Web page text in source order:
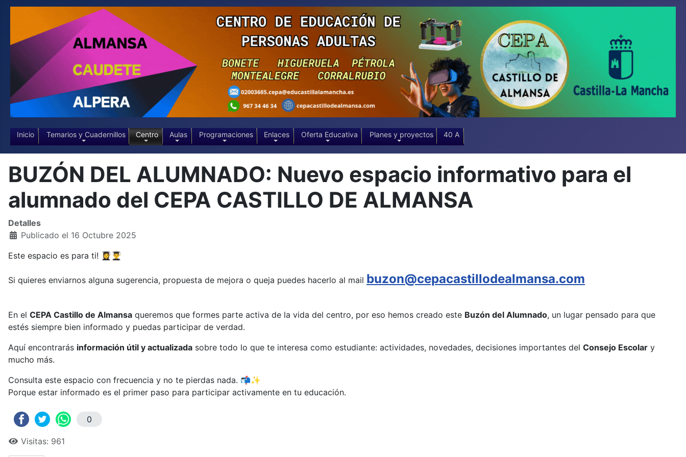
Inicio Temarios y Cuadernillos Centro Aulas Programaciones Enlaces Oferta Educativa Planes y proyectos 40 A
BUZÓN DEL ALUMNADO: Nuevo espacio informativo para el
alumnado del CEPA CASTILLO DE ALMANSA
Detalles
Publicado el 16 Octubre 2025
Este espacio es para ti! 👩‍🎓👨‍🎓
Si quieres enviarnos alguna sugerencia, propuesta de mejora o queja puedes hacerlo al mail buzon@cepacastillodealmansa.com
En el CEPA Castillo de Almansa queremos que formes parte activa de la vida del centro, por eso hemos creado este Buzón del Alumnado, un lugar pensado para que
estés siempre bien informado y puedas participar de verdad.
Aquí encontrarás información útil y actualizada sobre todo lo que te interesa como estudiante: actividades, novedades, decisiones importantes del Consejo Escolar y
mucho más.
Consulta este espacio con frecuencia y no te pierdas nada. 📬✨
Porque estar informado es el primer paso para participar activamente en tu educación.
0
Visitas: 961